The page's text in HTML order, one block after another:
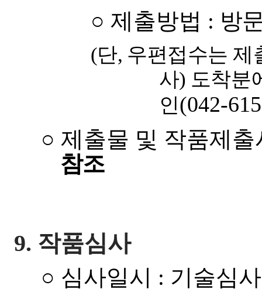
○ 제출방법 : 방
(단, 우편접수는
사) 도착분
인(042-
○제출물 및 작품제
참조
9. 작품심사
○ 심사일시 : 기술심